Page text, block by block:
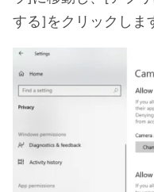
する]をクリックしま